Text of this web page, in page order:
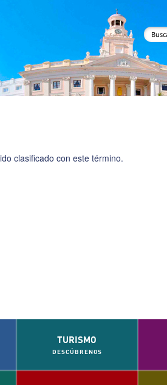
clasificado con este término.
TURISMO
DESCÚBRENOS